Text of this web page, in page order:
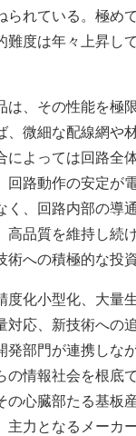
れている。極め
度は年々上昇し
は、その性能を極
微細な配線網や
よっては回路全
路動作の安定が
、回路内部の導
高品質を維持し続
への積極的な投
化小型化、大量
応、新技術への
部門が連携しな
情報社会を根底
心臓部たる基板
力となるメーカ